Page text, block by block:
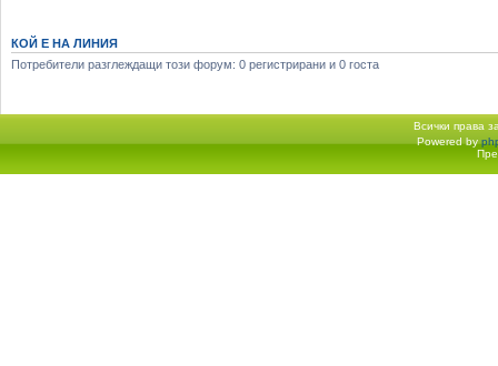
КОЙ Е НА ЛИНИЯ
Потребители разглеждащи този форум: 0 регистрирани и 0 госта
Всички права
Начало форум Powered by